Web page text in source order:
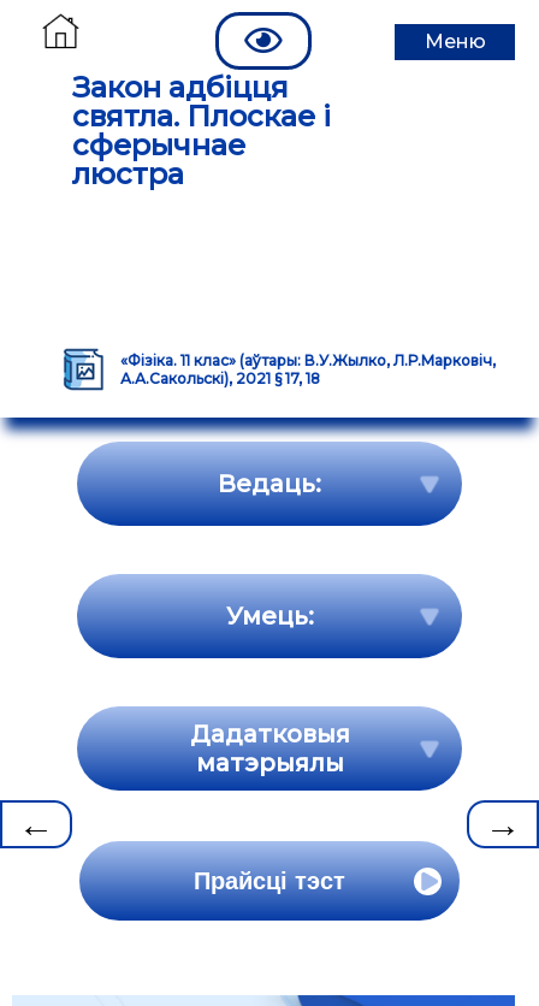
Закон адбіцця
святла. Плоскае і
сферычнае
люстра
Меню
«Фізіка. 11 клас» (аўтары: В.У.Жылко, Л.Р.Марковіч,
А.А.Сакольскі), 2021 § 17, 18
← →
Ведаць:
Умець:
Дадатковыя
матэрыялы
Прайсці тэст